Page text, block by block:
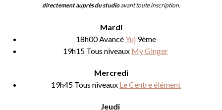
directement auprès du studioavant toute inscription.
Mardi
18h00 AvancéYuj 9ème
19h15 Tous niveaux My Ginger
Mercredi
19h45 Tous niveaux Le Centre élément
Jeudi